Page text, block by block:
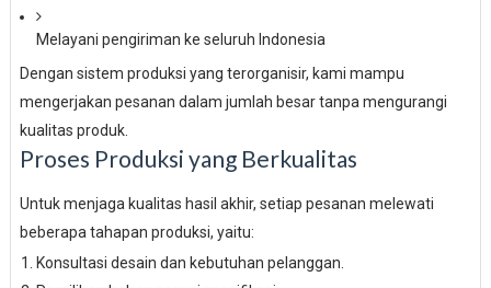
Melayani pengiriman ke seluruh Indonesia
Dengan sistem produksi yang terorganisir, kami mampu
mengerjakan pesanan dalam jumlah besar tanpa mengurangi
kualitas produk.
Proses Produksi yang Berkualitas
Untuk menjaga kualitas hasil akhir, setiap pesanan melewati
beberapa tahapan produksi, yaitu:
Konsultasi desain dan kebutuhan pelanggan.